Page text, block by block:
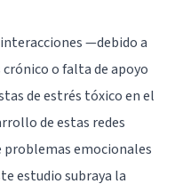
—debido a
o falta de apoyo
de estrés tóxico en el
de estas redes
problemas emocionales
estudio subraya la